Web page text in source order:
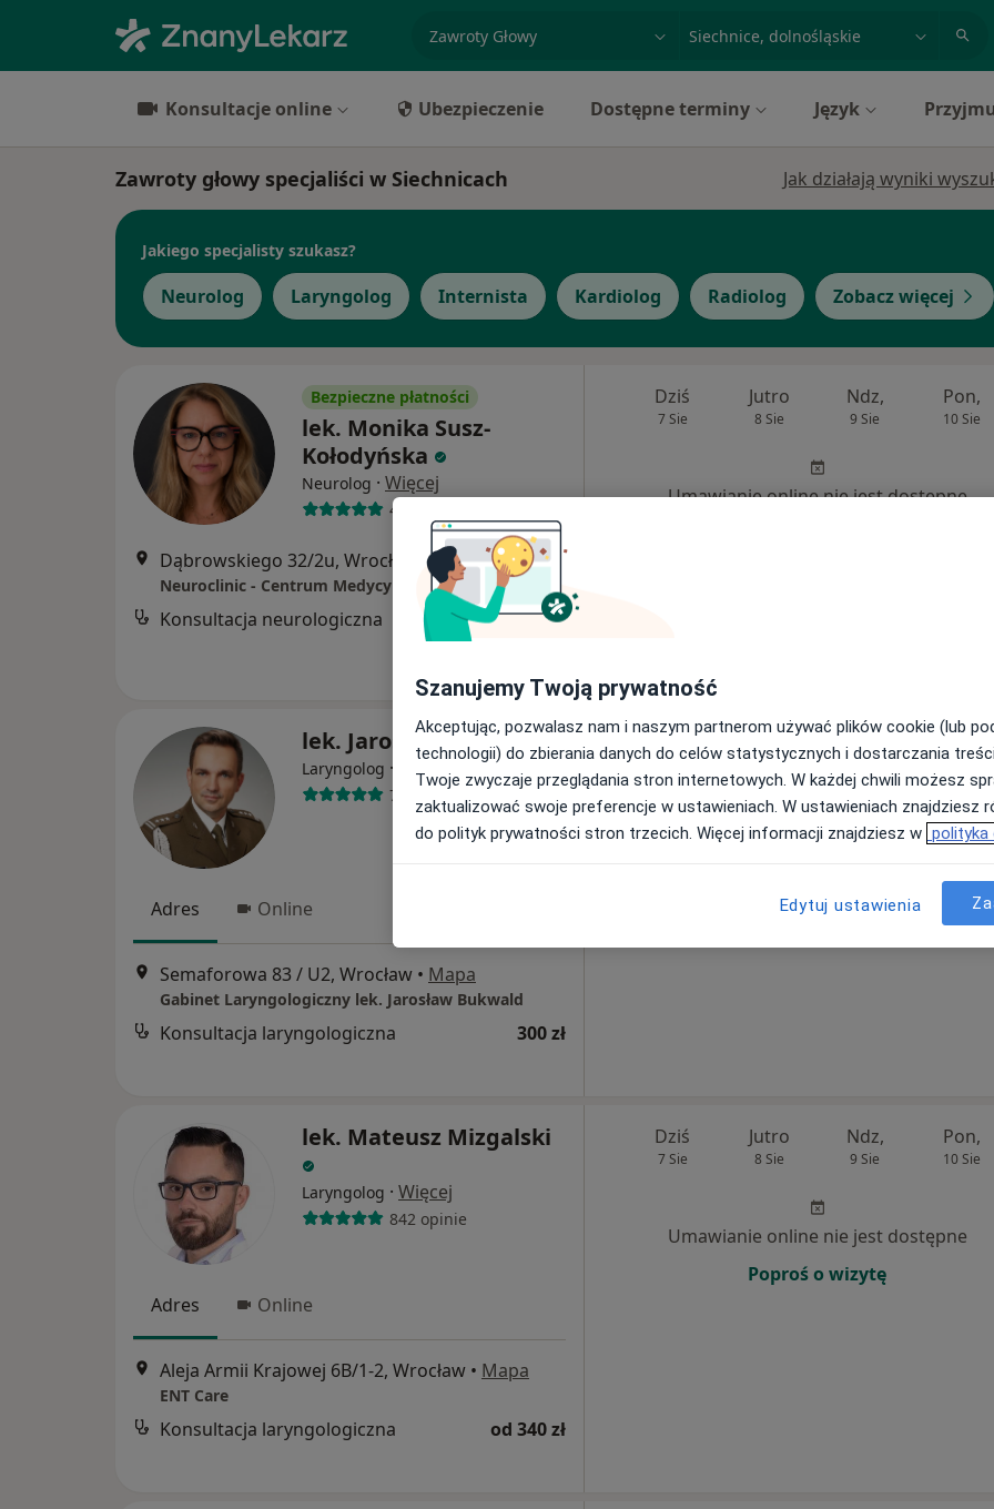
miasto lub dzielnica
Konsultacje online Ubezpieczenie Dostępne terminy Język
Zawroty głowy specjaliści w Siechnicach Jak działają wyniki
Jakiego specjalisty szukasz?
Neurolog Laryngolog Internista Kardiolog Radiolog Zobacz więcej
Bezpieczne płatności
lek. Monika Susz-
Kołodyńska
Neurolog · Więcej
468 opinii
Dąbrowskiego 32/2u, Wrocław •Mapa
Neuroclinic - Centrum Medycyny Specjalistycznej
Konsultacja neurologiczna 300 zł
Dziś
7 Sie
Jutro
8 Sie
Ndz,
9 Sie
Pon,
10 Sie
Umawianie online nie jest dostępne
lek. Jarosław Bukwald
Laryngolog · Więcej
764 opinie
Adres Online
Semaforowa 83 / U2, Wrocław • Mapa
Gabinet Laryngologiczny lek. Jarosław Bukwald
Konsultacja laryngologiczna 300 zł
Dziś
7 Sie
Jutro
8 Sie
Ndz,
9 Sie
Pon,
10 Sie
Umawianie online nie jest dostępne
lek. Mateusz Mizgalski
Laryngolog · Więcej
842 opinie
Adres Online
Aleja Armii Krajowej 6B/1-2, Wrocław • Mapa
ENT Care
Konsultacja laryngologiczna od 340 zł
Dziś
7 Sie
Jutro
8 Sie
Ndz,
9 Sie
Pon,
10 Sie
Umawianie online nie jest dostępne
Poproś o wizytę
Szanujemy Twoją prywatność
Akceptując, pozwalasz nam i naszym partnerom używać plików cookie (lub
technologii) do zbierania danych do celów statystycznych i dostarczania
Twoje zwyczaje przeglądania stron internetowych. W każdej chwili możesz
zaktualizować swoje preferencje w ustawieniach. W ustawieniach znajdziesz
do polityk prywatności stron trzecich. Więcej informacji znajdziesz w polityka
Edytuj ustawienia